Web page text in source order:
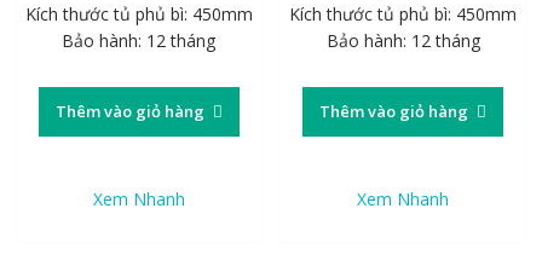
Kích thước tủ phủ bì: 450mm
Bảo hành: 12 tháng
Thêm vào giỏ hàng
Xem Nhanh
Kích thước tủ phủ bì: 450mm
Bảo hành: 12 tháng
Thêm vào giỏ hàng
Xem Nhanh